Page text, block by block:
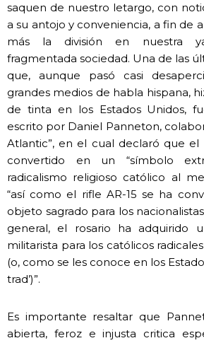
saquen de nuestro letargo, con
a su antojo y conveniencia, a fin de
más la división en nuestra
fragmentada sociedad. Una de las
que, aunque pasó casi
grandes medios de habla hispana,
de tinta en los Estados Unidos,
escrito por Daniel Panneton,
Atlantic”, en el cual declaró que el
convertido en un “símbolo
radicalismo religioso católico al
“así como el rifle AR-15 se ha
objeto sagrado para los
general, el rosario ha adquirido
militarista para los católicos
(o, como se les conoce en los
trad’)”.
Es importante resaltar que
abierta, feroz e injusta critica